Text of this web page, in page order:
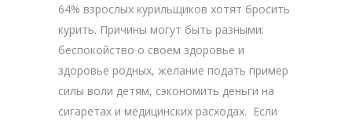
64% взрослых курильщиков хотят бросить
курить. Причины могут быть разными:
беспокойство о своем здоровье и
здоровье родных, желание подать пример
силы воли детям, сэкономить деньги на
сигаретах и медицинских расходах. Если